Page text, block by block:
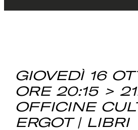
GIOVEDÌ 16
ORE 20:15 >
OFFICINE
ERGOT | LIBRI